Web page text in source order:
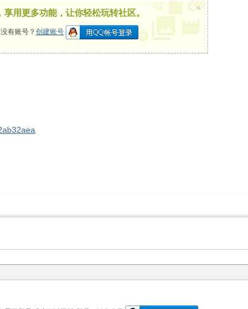
用更多功能，让你轻松玩转社区。
有账号？ 创建账号
×